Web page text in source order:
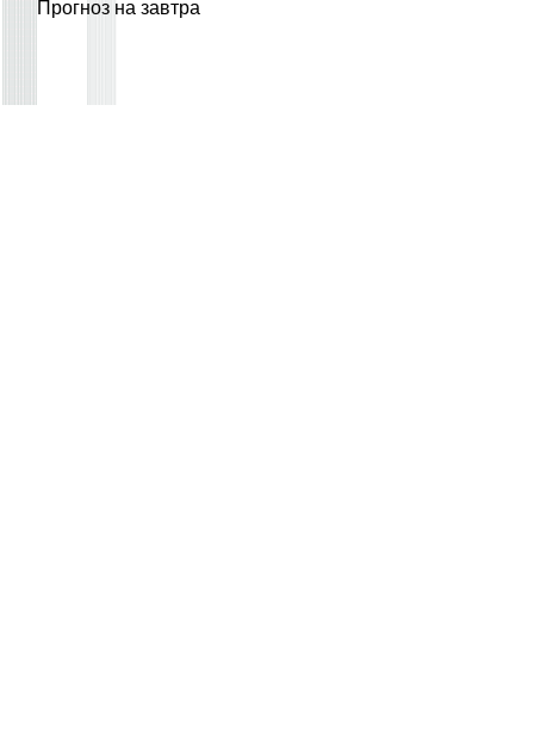
Прогноз на завтра